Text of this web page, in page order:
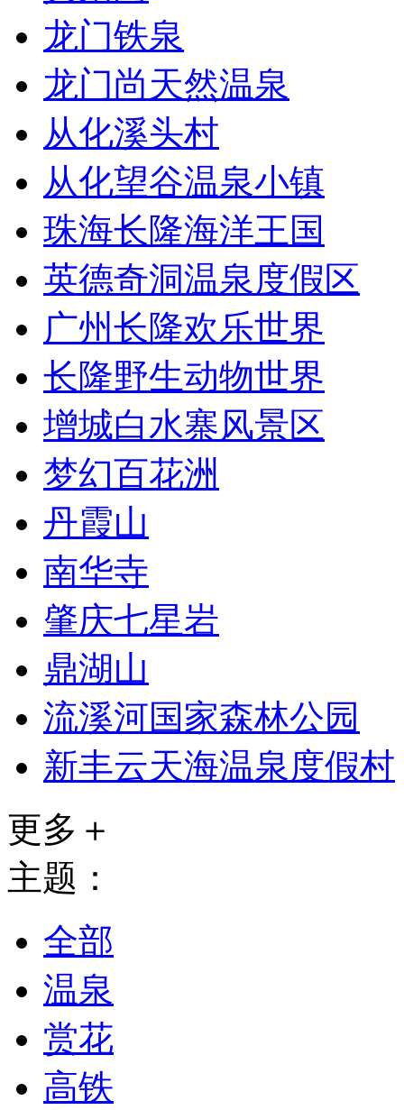
龙门铁泉
龙门尚天然温泉
从化溪头村
从化望谷温泉小镇
珠海长隆海洋王国
英德奇洞温泉度假区
广州长隆欢乐世界
长隆野生动物世界
增城白水寨风景区
梦幻百花洲
丹霞山
南华寺
肇庆七星岩
鼎湖山
流溪河国家森林公园
新丰云天海温泉度假村
更多＋
主题：
全部
温泉
赏花
高铁